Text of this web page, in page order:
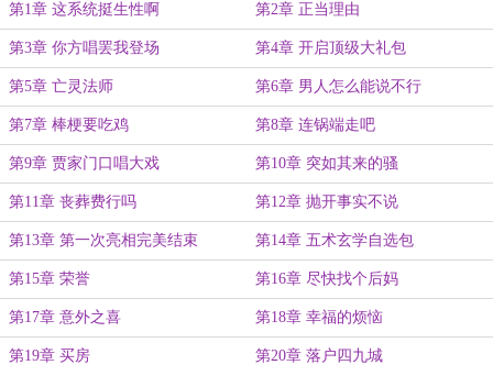
第1章 这系统挺生性啊 第2章 正当理由
第3章 你方唱罢我登场 第4章 开启顶级大礼包
第5章 亡灵法师 第6章 男人怎么能说不行
第7章 棒梗要吃鸡 第8章 连锅端走吧
第9章 贾家门口唱大戏 第10章 突如其来的骚
第11章 丧葬费行吗 第12章 抛开事实不说
第13章 第一次亮相完美结束 第14章 五术玄学自选包
第15章 荣誉 第16章 尽快找个后妈
第17章 意外之喜 第18章 幸福的烦恼
第19章 买房 第20章 落户四九城